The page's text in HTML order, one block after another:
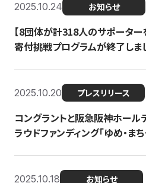
2025.10.24 お知らせ
【8団体が計318人のサポーター
寄付挑戦プログラムが終了しま
2025.10.20 プレスリリース
コングラントと阪急阪神ホール
ラウドファンディング「ゆめ・ま
2025.10.18 お知らせ